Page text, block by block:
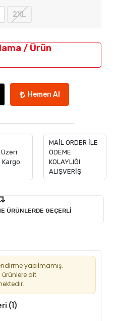
2XL
/ Ürün
Hemen Al
Kargo
MAİL ORDER İLE
ÖDEME
KOLAYLIĞI
ALIŞVERİŞ
ÜRÜNLERDE GEÇERLİ
yapılmamış.
ürünlere ait
(1)